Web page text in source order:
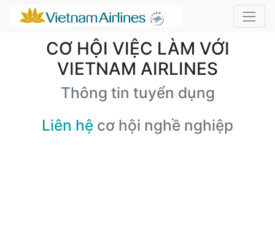
CƠ HỘI VIỆC LÀM VỚI
VIETNAM AIRLINES
Thông tin tuyển dụng
Liên hệ cơ hội nghề nghiệp